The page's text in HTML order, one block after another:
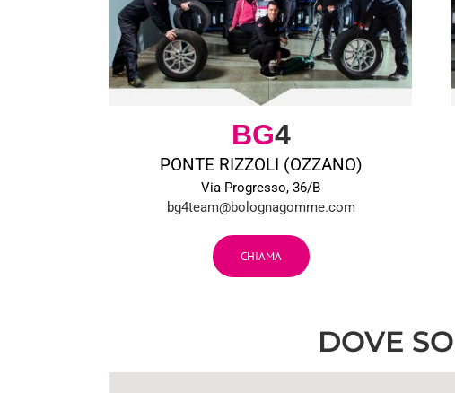
BG4
PONTE RIZZOLI (OZZANO)
Via Progresso, 36/B
bg4team@bolognagomme.com
CHIAMA
DOVE